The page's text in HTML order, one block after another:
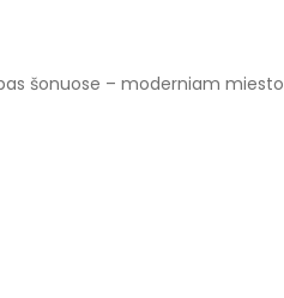
šonuose – moderniam miesto